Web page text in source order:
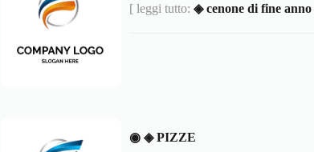
[ leggi tutto: ◈ cenone di fine anno
◉ ◈ PIZZE